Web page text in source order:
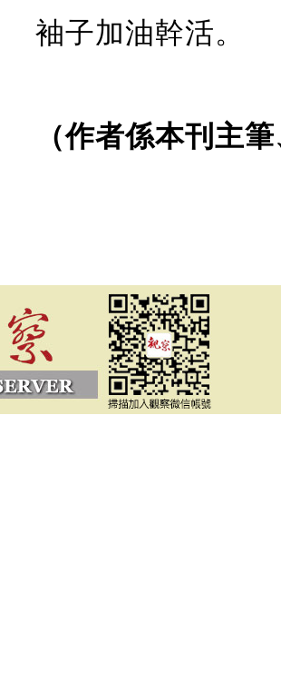
袖子加油幹活。
（作者係本刊主